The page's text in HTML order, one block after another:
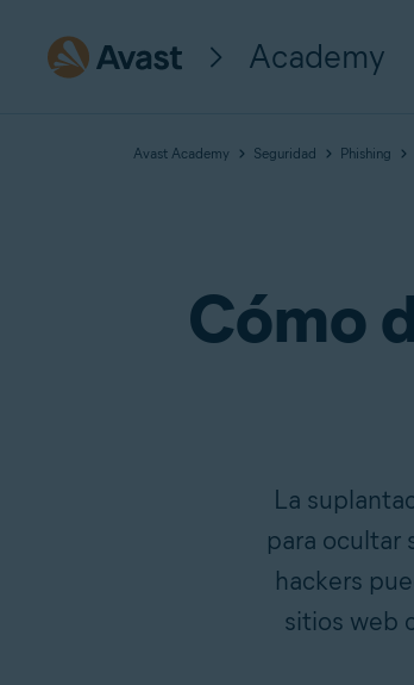
Academy
Avast Academy Seguridad Phishing
Cómo
La
para ocultar
hackers
sitios web